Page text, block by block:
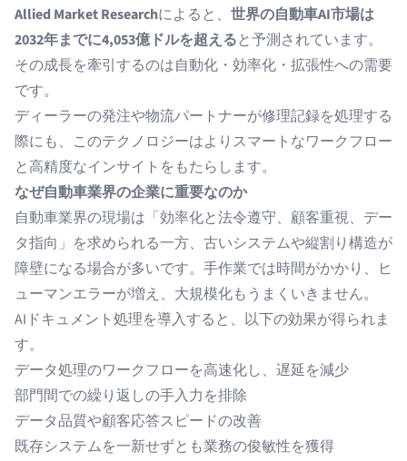
Allied Market Researchによると、 世界の自動車AI市場は
2032年までに4,053億ドルを超えると予測されています。
その成長を牽引するのは自動化・効率化・拡張性への需要
です。
ディーラーの発注や物流パートナーが修理記録を処理する
際にも、このテクノロジーはよりスマートなワークフロー
と高精度なインサイトをもたらします。
なぜ自動車業界の企業に重要なのか
自動車業界の現場は「効率化と法令遵守、顧客重視、デー
タ指向」を求められる一方、古いシステムや縦割り構造が
障壁になる場合が多いです。手作業では時間がかかり、ヒ
ューマンエラーが増え、大規模化もうまくいきません。
AIドキュメント処理を導入すると、以下の効果が得られま
す。
データ処理のワークフローを高速化し、遅延を減少
部門間での繰り返しの手入力を排除
データ品質や顧客応答スピードの改善
既存システムを一新せずとも業務の俊敏性を獲得